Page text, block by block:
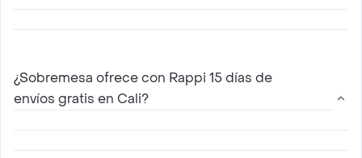
proveen servicio a domicilio en Cali con Rappi
son aquellos que aparecen disponibles en esta
página, consulta aquellos mas cercanos a tu
ubicación y haz tu pedido
¿Sobremesa ofrece con Rappi 15 días de
envíos gratis en Cali?